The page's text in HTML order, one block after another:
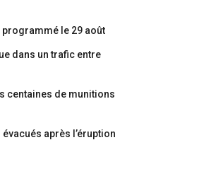
programmé le 29 août
dans un trafic entre
centaines de munitions
après l’éruption